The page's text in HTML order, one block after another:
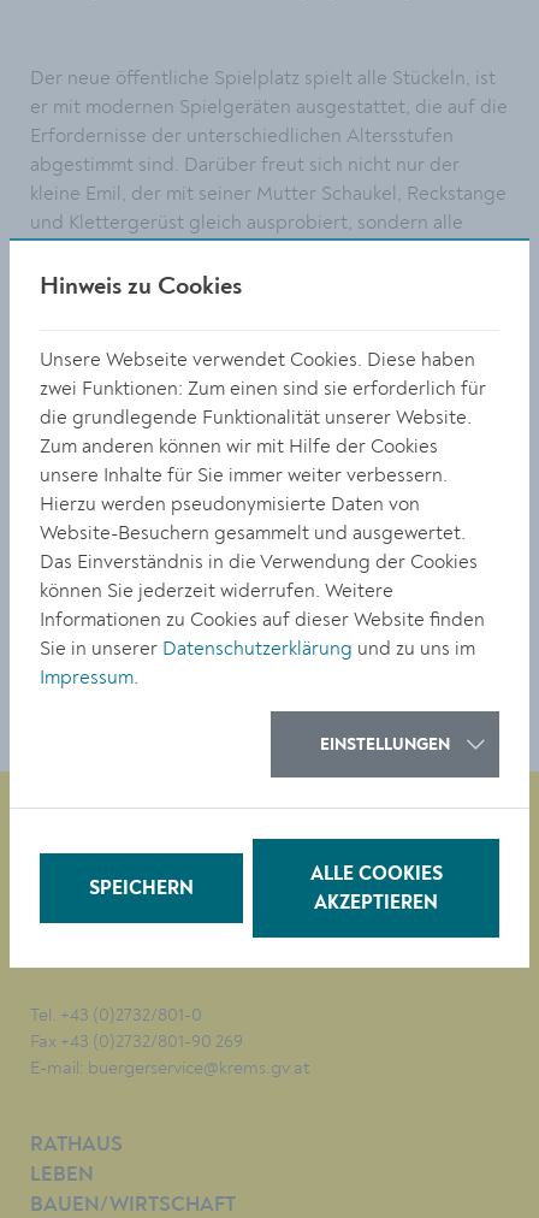
Der neue öffentliche Spielplatz spielt alle Stückeln, ist
er mit modernen Spielgeräten ausgestattet, die auf die
Erfordernisse der unterschiedlichen Altersstufen
abgestimmt sind. Darüber freut sich nicht nur der
kleine Emil, der mit seiner Mutter Schaukel, Reckstange
und Klettergerüst gleich ausprobiert, sondern alle
leben. Einer Erhebung aus 2019 zufolge leben in
Spielplatz zu Hause.
Der zweite öffentliche Spielplatz in Egelsee liegt am
anderen Ortsende – am Neuberg. In diesem Bereich ist
die Stadt derzeit dabei, einen Gehsteig zu errichten.
Damit folgt die Stadt ebenfalls einem Wunsch vieler
Familien und Besucher nach mehr Verkehrssicherheit.
TEILEN
Magistrat der Stadt Krems
A-3500 Krems
Tel. +43 (0)2732/801-0
Fax +43 (0)2732/801-90 269
E-mail: buergerservice@krems.gv.at
RATHAUS
LEBEN
BAUEN/WIRTSCHAFT
Hinweis zu Cookies
Unsere Webseite verwendet Cookies. Diese haben
zwei Funktionen: Zum einen sind sie erforderlich für
die grundlegende Funktionalität unserer Website.
Zum anderen können wir mit Hilfe der Cookies
unsere Inhalte für Sie immer weiter verbessern.
Hierzu werden pseudonymisierte Daten von
Website-Besuchern gesammelt und ausgewertet.
Das Einverständnis in die Verwendung der Cookies
können Sie jederzeit widerrufen. Weitere
Informationen zu Cookies auf dieser Website finden
Sie in unserer Datenschutzerklärung und zu uns im
Impressum.
EINSTELLUNGEN
SPEICHERN
ALLE COOKIES
AKZEPTIEREN